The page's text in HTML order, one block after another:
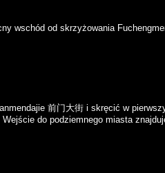
wschód od skrzyżowania
前门大街 i skręcić w
do podziemnego miasta